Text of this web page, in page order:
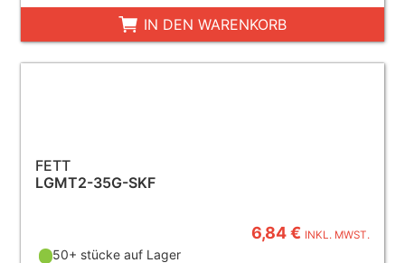
IN DEN WARENKORB
FETT
LGMT2-35G-SKF
6,84 € INKL. MWST.
50+ stücke auf Lager